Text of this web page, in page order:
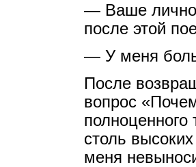
— Ваше
после этой
— У меня
После
вопрос
полноценного
столь
меня